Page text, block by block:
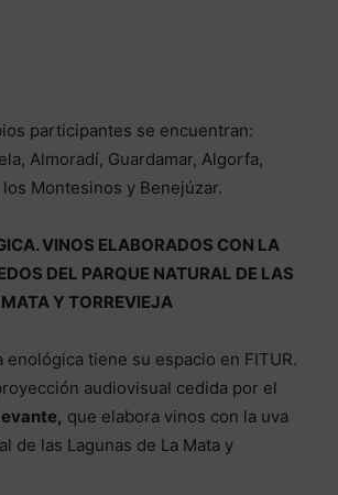
participantes se encuentran:
Almoradí, Guardamar, Algorfa,
Montesinos y Benejúzar.
VINOS ELABORADOS CON LA
DEL PARQUE NATURAL DE LAS
Y TORREVIEJA
enológica tiene su espacio en FITUR.
audiovisual cedida por el
, que elabora vinos con la uva
de las Lagunas de La Mata y